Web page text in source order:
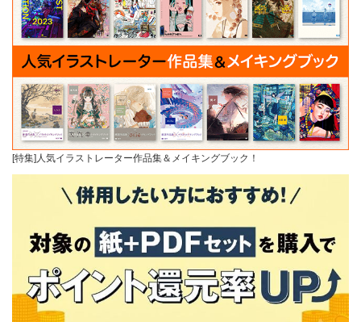
[特集]人気イラストレーター作品集＆メイキングブック！